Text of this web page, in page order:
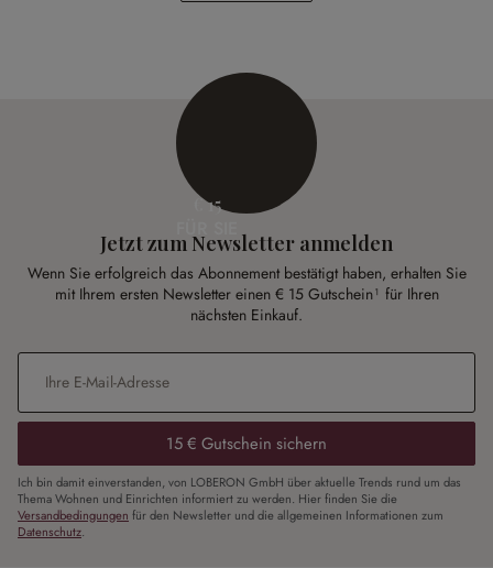
€ 15
Jetzt zum Newsletter anmelden
Wenn Sie erfolgreich das Abonnement bestätigt haben, erhalten Sie
mit Ihrem ersten Newsletter einen € 15 Gutschein¹ für Ihren
nächsten Einkauf.
E-Mail-Adresse
15 € Gutschein sichern
Ich bin damit einverstanden, von LOBERON GmbH über aktuelle Trends rund um das
Thema Wohnen und Einrichten informiert zu werden. Hier finden Sie die
Versandbedingungen für den Newsletter und die allgemeinen Informationen zum
Datenschutz.